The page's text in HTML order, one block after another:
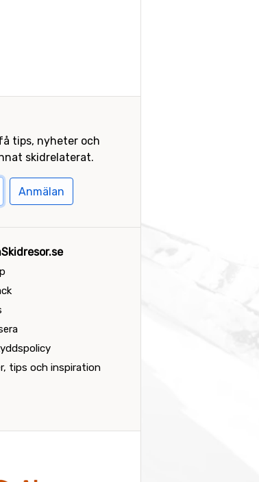
tips, nyheter och
skidrelaterat.
Anmälan
tips och inspiration